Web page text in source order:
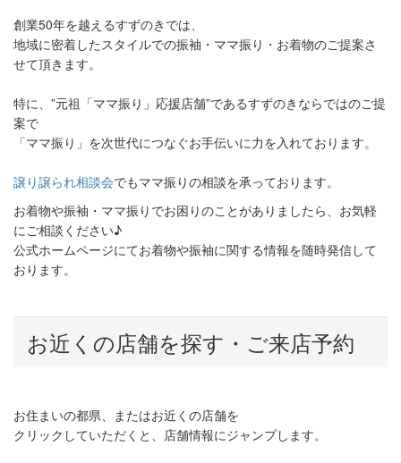
創業50年を越えるすずのきでは、
地域に密着したスタイルでの振袖・ママ振り・お着物のご提案さ
せて頂きます。
特に、”元祖「ママ振り」応援店舗”であるすずのきならではのご提
案で
「ママ振り」を次世代につなぐお手伝いに力を入れております。
譲り譲られ相談会でもママ振りの相談を承っております。
お着物や振袖・ママ振りでお困りのことがありましたら、お気軽
にご相談ください♪
公式ホームページにてお着物や振袖に関する情報を随時発信して
おります。
お近くの店舗を探す・ご来店予約
お住まいの都県、またはお近くの店舗を
クリックしていただくと、店舗情報にジャンプします。